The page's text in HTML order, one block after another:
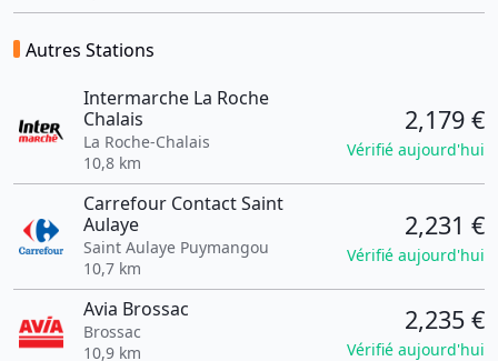
Autres Stations
Intermarche La Roche
Chalais
La Roche-Chalais
10,8 km
2,179 €
Vérifié aujourd'hui
Carrefour Contact Saint
Aulaye
Saint Aulaye Puymangou
10,7 km
2,231 €
Vérifié aujourd'hui
Avia Brossac
Brossac
10,9 km
2,235 €
Vérifié aujourd'hui